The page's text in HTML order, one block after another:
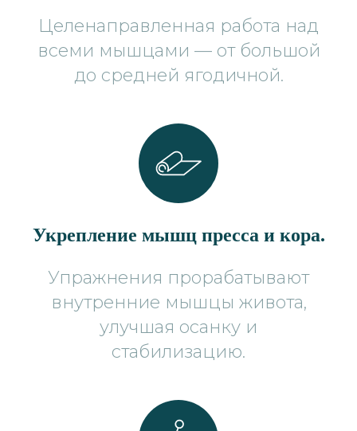
Целенаправленная работа над
всеми мышцами — от большой
до средней ягодичной.
Укрепление мышц пресса и кора.
Упражнения прорабатывают
внутренние мышцы живота,
улучшая осанку и
стабилизацию.